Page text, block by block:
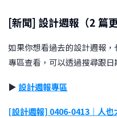
[新聞] 設計週報（2 篇更
如果你想看過去的設計週報
專區查看，可以透過搜尋跟日
▶︎ 設計週報專區
[設計週報] 0406-0413｜人也